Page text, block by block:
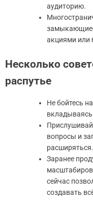
аудиторию.
акциями или
Несколько
распутье
Не бойтесь
вопросы и
расширяться.
Заранее
сейчас
создавать